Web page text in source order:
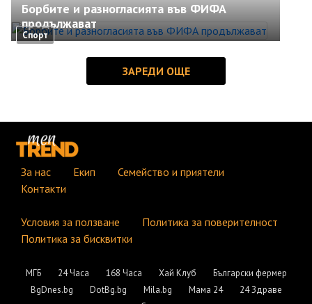
Спорт
Борбите и разногласията във ФИФА
продължават
За нас Екип
Семейство и приятели
Контакти
Условия за ползване
Политика за поверителност
Политика за бисквитки
МГБ 24 Часа 168 Часа Хай Клуб
Български фермер
BgDnes.bg
DotBg.bg Mila.bg Мама 24
24 Здраве